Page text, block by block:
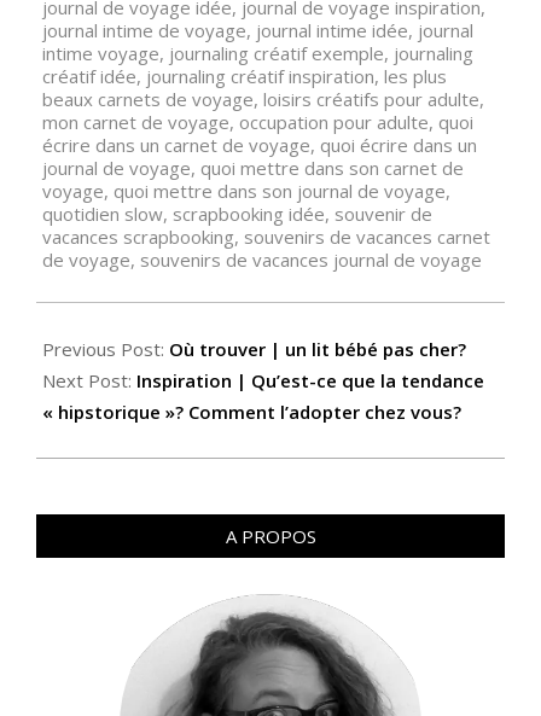
journal de voyage idée, journal de voyage inspiration,
journal intime de voyage, journal intime idée, journal
intime voyage, journaling créatif exemple, journaling
créatif idée, journaling créatif inspiration, les plus
beaux carnets de voyage, loisirs créatifs pour adulte,
mon carnet de voyage, occupation pour adulte, quoi
écrire dans un carnet de voyage, quoi écrire dans un
journal de voyage, quoi mettre dans son carnet de
voyage, quoi mettre dans son journal de voyage,
quotidien slow, scrapbooking idée, souvenir de
vacances scrapbooking, souvenirs de vacances carnet
de voyage, souvenirs de vacances journal de voyage
Previous Post: Où trouver | un lit bébé pas cher?
Next Post: Inspiration | Qu’est-ce que la tendance
« hipstorique »? Comment l’adopter chez vous?
A PROPOS